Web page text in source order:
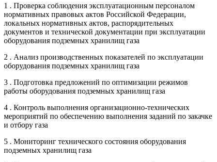
1 . Проверка соблюдения эксплуатационным персоналом
нормативных правовых актов Российской Федерации,
локальных нормативных актов, распорядительных
документов и технической документации при эксплуатации
оборудования подземных хранилищ газа
2 . Анализ производственных показателей по эксплуатации
оборудования подземных хранилищ газа
3 . Подготовка предложений по оптимизации режимов
работы оборудования подземных хранилищ газа
4 . Контроль выполнения организационно-технических
мероприятий по обеспечению выполнения заданий по закачке
и отбору газа
5 . Мониторинг технического состояния оборудования
подземных хранилищ газа